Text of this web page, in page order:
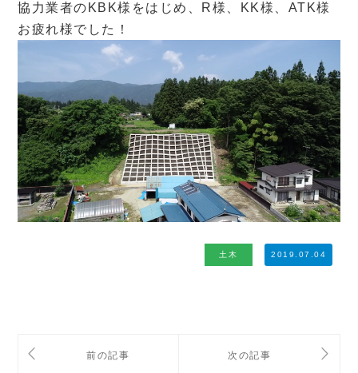
協力業者のKBK様をはじめ、R様、KK様、ATK様
お疲れ様でした！
土木 2019.07.04